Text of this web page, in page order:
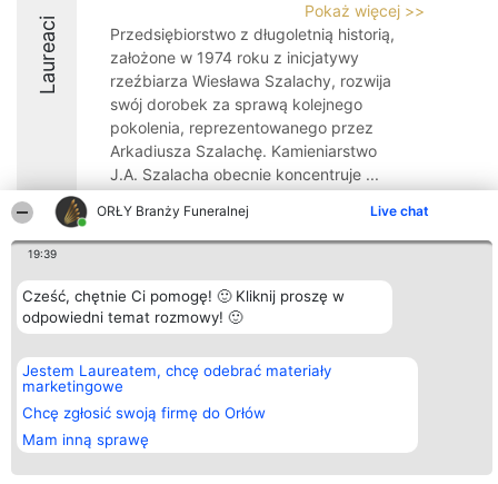
ORŁY Branży Funeralnej Live chat
19:39
Cześć, chętnie Ci pomogę! 🙂 Kliknij proszę w
odpowiedni temat rozmowy! 🙂
Jestem Laureatem, chcę odebrać materiały
marketingowe
Chcę zgłosić swoją firmę do Orłów
Mam inną sprawę
Laureaci
Pokaż więcej >>
Przedsiębiorstwo z długoletnią historią,
założone w 1974 roku z inicjatywy
rzeźbiarza Wiesława Szalachy, rozwija
swój dorobek za sprawą kolejnego
pokolenia, reprezentowanego przez
Arkadiusza Szalachę. Kamieniarstwo
J.A. Szalacha obecnie koncentruje ...
9
Organizator plebiscytu
Bright Side Solutions sp. z o.
o. sp. k.
Wrocław 50-079
KRS 0000749100 | Regon
381313360 | NIP 8943132676
+48 508 492 400
Plebiscyt
Laureaci
Lista
Laureatów
Zasady
Polityka
Kontakt